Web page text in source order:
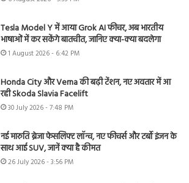
Tesla Model Y में आया Grok AI फीचर, अब भारतीय
भाषाओं में कर सकेंगे बातचीत, जानिए क्या-क्या बदलेगा
1 August 2026 - 6:42 PM
Honda City और Verna की बढ़ी टेंशन, नए अवतार में आ
रही Skoda Slavia Facelift
30 July 2026 - 7:48 PM
नई मारुति ब्रेजा फेसलिफ्ट लॉन्च, नए फीचर्स और टर्बो इंजन के
साथ आई SUV, जानें क्या है कीमत
26 July 2026 - 3:56 PM